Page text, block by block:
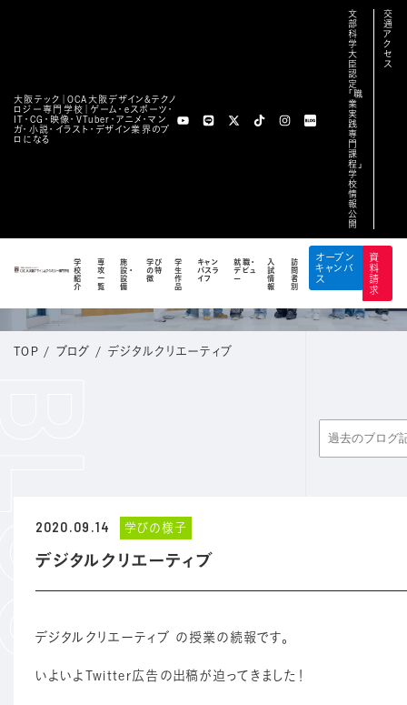
大阪テック｜OCA⼤阪デザイン&テクノ
ロジー専⾨学校｜ゲーム・eスポーツ・
IT・CG・映像・VTuber・アニメ・マン
ガ・小説・イラスト・デザイン業界のプ
ロになる
文
部
科
学
大
臣
認
定
「職
業
実
践
専
門
課
程」
学
校
情
報
公
開
交
通
ア
ク
セ
ス
学
校
紹
介
専
攻
一
覧
施
設・
設
備
学び
の特
徴
学
生
作
品
キャン
パスラ
イフ
就職・
デビュ
ー
入
試
情
報
訪
問
者
別
オープン
キャンパ
ス
資
料
請
求
BLOG
公式ブログ
TOP / ブログ / デジタルクリエーティブ
2020.09.14 学びの様子
デジタルクリエーティブ
デジタルクリエーティブ の授業の続報です。
いよいよTwitter広告の出稿が迫ってきました！